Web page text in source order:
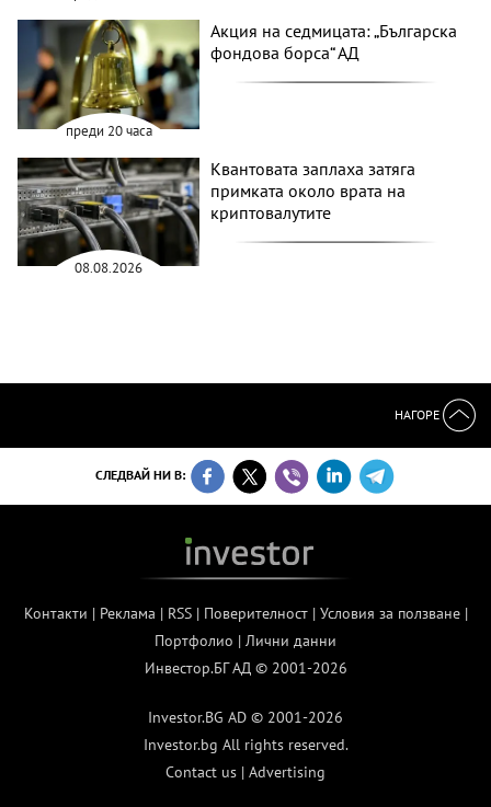
преди 20 часа
Акция на седмицата: „Българска
фондова борса“ АД
08.08.2026
Квантовата заплаха затяга
примката около врата на
криптовалутите
НАГОРЕ
СЛЕДВАЙ НИ В:
Контакти | Реклама | RSS| Поверителност| Условия за ползване|
Портфолио | Лични данни
Инвестор.БГ АД © 2001-2026
Investor.BG AD © 2001-2026
Investor.bg All rights reserved.
Contact us | Advertising